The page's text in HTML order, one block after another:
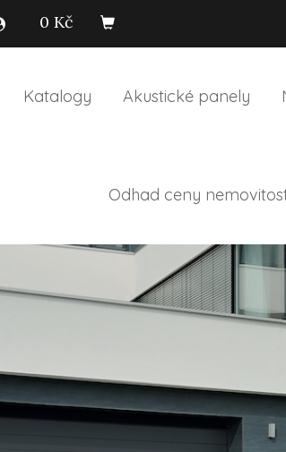
0 Kč
Katalogy Akustické panely
Odhad ceny